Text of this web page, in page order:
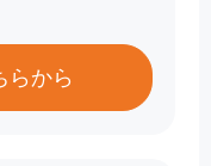
らから